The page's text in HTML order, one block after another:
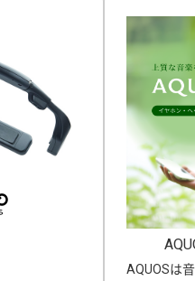
AQUOSは